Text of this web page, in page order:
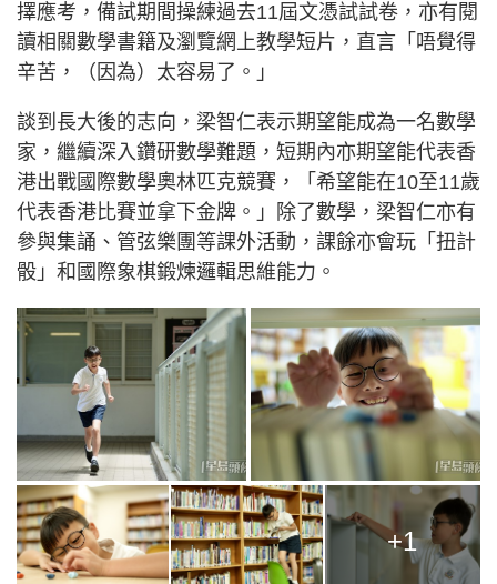
擇應考，備試期間操練過去11屆文憑試試卷，亦有閱
讀相關數學書籍及瀏覽網上教學短片，直言「唔覺得
辛苦，（因為）太容易了。」
談到長大後的志向，梁智仁表示期望能成為一名數學
家，繼續深入鑽研數學難題，短期內亦期望能代表香
港出戰國際數學奧林匹克競賽，「希望能在10至11歲
代表香港比賽並拿下金牌。」除了數學，梁智仁亦有
參與集誦、管弦樂團等課外活動，課餘亦會玩「扭計
骰」和國際象棋鍛煉邏輯思維能力。
+1